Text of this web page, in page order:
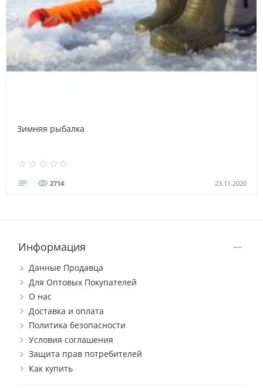
Зимняя рыбалка
2714 23.11.2020
Информация
Данные Продавца
Для Оптовых Покупателей
О нас
Доставка и оплата
Политика безопасности
Условия соглашения
Защита прав потребителей
Как купить